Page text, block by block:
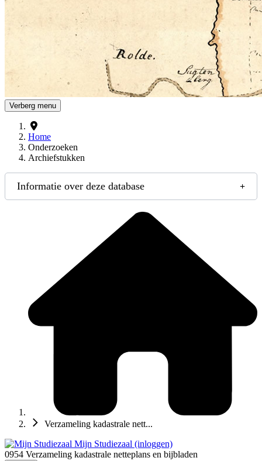
Verberg menu
Home
Onderzoeken
Archiefstukken
Informatie over deze database
Verzameling kadastrale nett...
Mijn Studiezaal (inloggen)
0954 Verzameling kadastrale netteplans en bijbladen